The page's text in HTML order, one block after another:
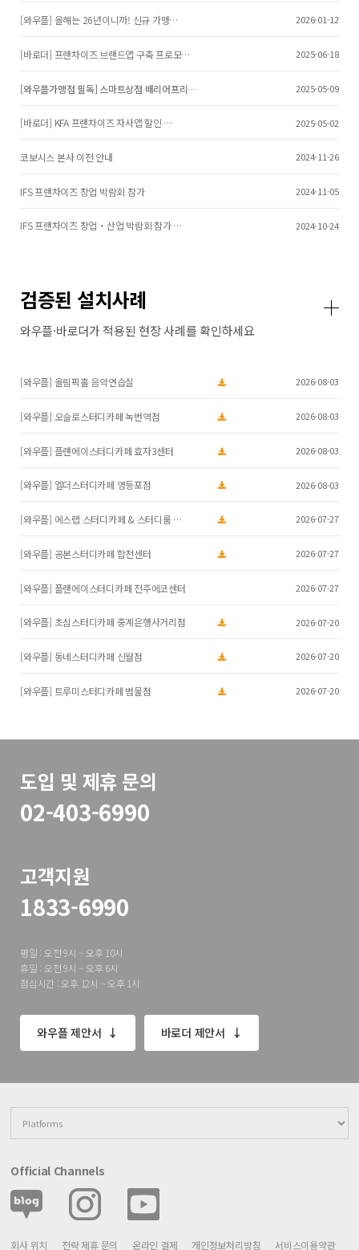
[와우플] 올해는 26년이니까! 신규 가맹… 2026-01-12
[바로더] 프랜차이즈 브랜드앱 구축 프로모… 2025-06-18
[와우플가맹점 필독] 스마트상점 배리어프리… 2025-05-09
[바로더] KFA 프랜차이즈 자사앱 할인 … 2025-05-02
코보시스 본사 이전 안내 2024-11-26
IFS 프랜차이즈 창업 박람회 참가 2024-11-05
IFS 프랜차이즈 창업・산업 박람회 참가 … 2024-10-24
검증된 설치사례
와우플·바로더가 적용된 현장 사례를 확인하세요
[와우플] 올림픽홀 음악연습실 2026-08-03
[와우플] 오슬로스터디카페 녹번역점 2026-08-03
[와우플] 플랜에이스터디카페 효자3센터 2026-08-03
[와우플] 엘더스터디카페 영등포점 2026-08-03
[와우플] 에스랩 스터디카페 & 스터디룸 … 2026-07-27
[와우플] 공본스터디카페 합천센터 2026-07-27
[와우플] 플랜에이스터디카페 전주에코센터 2026-07-27
[와우플] 초심스터디카페 중계은행사거리점 2026-07-20
[와우플] 동네스터디카페 신월점 2026-07-20
[와우플] 트루미스터디카페 범물점 2026-07-20
도입 및 제휴 문의
02-403-6990
고객지원
1833-6990
평일 : 오전 9시 ~ 오후 10시
휴일 : 오전 9시 ~ 오후 6시
점심시간 : 오후 12시 ~ 오후 1시
와우플 제안서 바로더 제안서
Official Channels
회사 위치 전략 제휴 문의 온라인 결제 개인정보처리방침 서비스이용약관